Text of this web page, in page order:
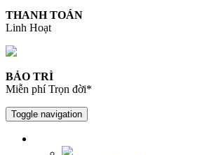
THANH TOÁN
Linh Hoạt
BẢO TRÌ
Miễn phí Trọn đời*
Toggle navigation